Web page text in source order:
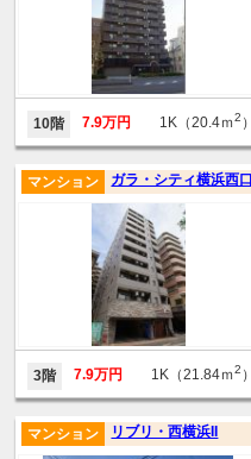
10階 7.9万円 1K（20.4ｍ2 ）
ガラ・シティ横浜西口
マンション
3階 7.9万円 1K（21.84ｍ2 ）
リブリ・西横浜II
マンション